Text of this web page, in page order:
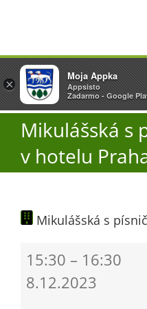
Přeskočit
na
obsah
Mikulášská s
v hotelu
Mikulášská s
písničkou
15:30 – 16:30
8.12.2023
×
Vyžlovka
AppSisto
- In Google Play
×
Moja Appka
Appsisto
Zadarmo - Google